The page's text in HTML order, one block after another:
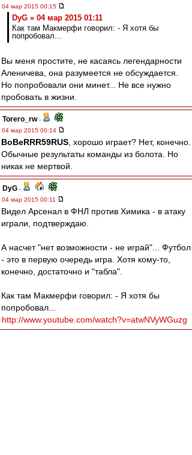
04 мар 2015 00:15
DyG » 04 мар 2015 01:11
Как там Макмерфи говорил: - Я хотя бы
попробовал...
Вы меня простите, не касаясь легендарности
Аленичева, она разумеется не обсуждается.
Но попробовали они минет... Не все нужно
пробовать в жизни.
Torero_rw-
04 мар 2015 00:14
BoBeRRR59RUS , хорошо играет? Нет, конечно.
Обычные результаты команды из болота. Но
никак не мертвой.
DyG -
04 мар 2015 00:11
Видел Арсенал в ФНЛ против Химика - в атаку
играли, подтверждаю.
А насчет "нет возможности - не играй"... Футбол
- это в первую очередь игра. Хотя кому-то,
конечно, достаточно и "табла".
Как там Макмерфи говорил: - Я хотя бы
попробовал...
http://www.youtube.com/watch?v=atwNVyWGuzg